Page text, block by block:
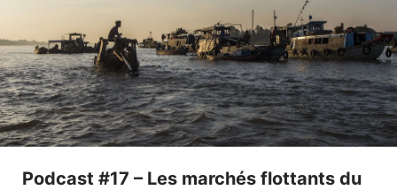
Podcast #17 – Les marchés flottants du